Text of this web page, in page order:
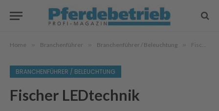
Home » Branchenführer » Branchenführer / Beleuchtung » Fischer LEDtechnik
BRANCHENFÜHRER / BELEUCHTUNG
Fischer LEDtechnik